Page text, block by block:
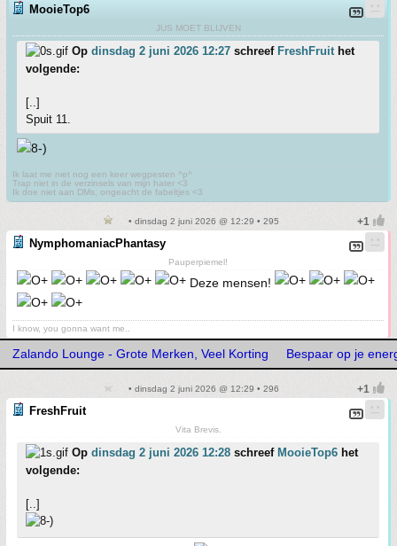
MooieTop6
JUS MOET BLIJVEN
Op dinsdag 2 juni 2026 12:27 schreef FreshFruit het
volgende:
[..]
Spuit 11.
Ik laat me niet nog een keer wegpesten ^p^
Trap niet in de verzinsels van mijn hater <3
Ik doe niet aan DMs, ongeacht de fabeltjes <3
• dinsdag 2 juni 2026 @ 12:29 • 295
NymphomaniacPhantasy
Pauperpiemel!
Deze mensen!
I know, you gonna want me..
Zalando Lounge - Grote Merken, Veel Korting Bespaar op je
• dinsdag 2 juni 2026 @ 12:29 • 296
FreshFruit
Vita Brevis.
Op dinsdag 2 juni 2026 12:28 schreef MooieTop6 het
volgende:
[..]